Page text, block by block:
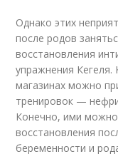
Однако этих
после родов
восстановления
упражнения Кегеля.
магазинах можно
тренировок —
Конечно, ими можно
восстановления
беременности и